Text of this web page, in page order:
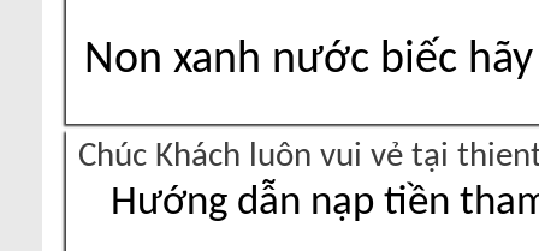
Non xanh nước biếc
Chúc Khách luôn vui vẻ tại
Hướng dẫn nạp tiền